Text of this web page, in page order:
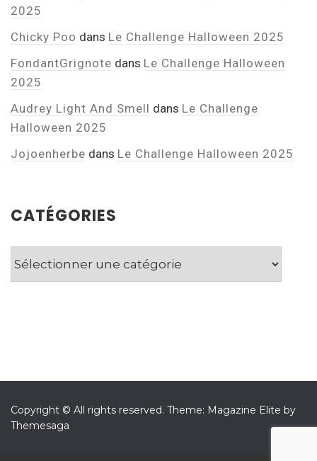
2025
Chicky Poo dans Le Challenge Halloween 2025
FondantGrignote dans Le Challenge Halloween
2025
Audrey Light And Smell dans Le Challenge
Halloween 2025
Jojoenherbe dans Le Challenge Halloween 2025
CATÉGORIES
Catégories
Copyright © All rights reserved. Theme: Magazine Elite by
Themesaga